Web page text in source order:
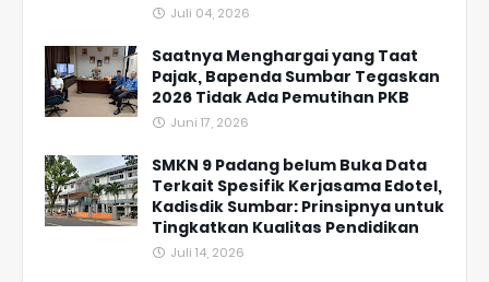
Juli 04, 2026
Saatnya Menghargai yang Taat
Pajak, Bapenda Sumbar Tegaskan
2026 Tidak Ada Pemutihan PKB
Juni 17, 2026
SMKN 9 Padang belum Buka Data
Terkait Spesifik Kerjasama Edotel,
Kadisdik Sumbar: Prinsipnya untuk
Tingkatkan Kualitas Pendidikan
Juli 14, 2026